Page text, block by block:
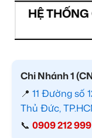
HỆ
Chi Nhánh 1
📍 11 Đường số
Thủ Đức,
📞 0909 212 999